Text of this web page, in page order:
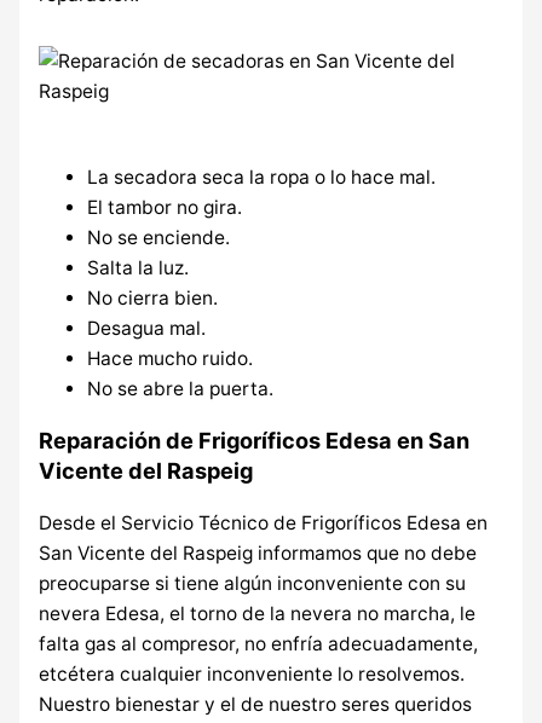
La secadora seca la ropa o lo hace mal.
El tambor no gira.
No se enciende.
Salta la luz.
No cierra bien.
Desagua mal.
Hace mucho ruido.
No se abre la puerta.
Reparación de Frigoríficos Edesa en San
Vicente del Raspeig
Desde el Servicio Técnico de Frigoríficos Edesa en
San Vicente del Raspeig informamos que no debe
preocuparse si tiene algún inconveniente con su
nevera Edesa, el torno de la nevera no marcha, le
falta gas al compresor, no enfría adecuadamente,
etcétera cualquier inconveniente lo resolvemos.
Nuestro bienestar y el de nuestro seres queridos